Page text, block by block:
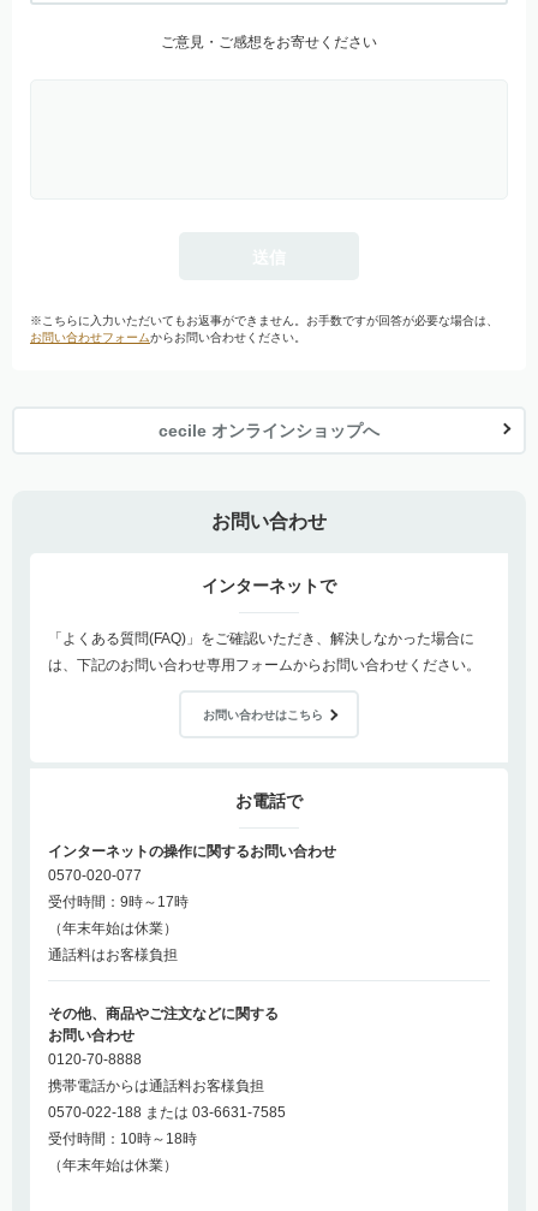
ご意見・ご感想をお寄せください
※こちらに入力いただいてもお返事ができません。お手数ですが回答が必要な場合は、
お問い合わせフォームからお問い合わせください。
cecile オンラインショップへ
お問い合わせ
インターネットで
「よくある質問(FAQ)」をご確認いただき、解決しなかった場合に
は、下記のお問い合わせ専用フォームからお問い合わせください。
お問い合わせはこちら
お電話で
インターネットの操作に関するお問い合わせ
0570-020-077
受付時間：9時～17時
（年末年始は休業）
通話料はお客様負担
その他、商品やご注文などに関する
お問い合わせ
0120-70-8888
携帯電話からは通話料お客様負担
0570-022-188 または 03-6631-7585
受付時間：10時～18時
（年末年始は休業）